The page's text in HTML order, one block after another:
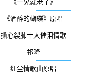
《一晃就老了》
《酒醉的蝴蝶》原唱
撕心裂肺十大催泪情歌(195)
祁隆(188)
红尘情歌曲原唱